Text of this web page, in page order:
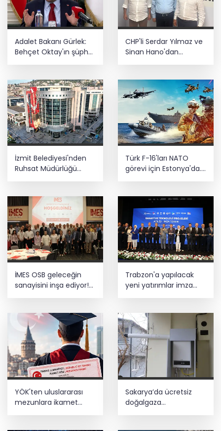
Adalet Bakanı Gürlek:
Behçet Oktay'ın şüpheli
incelenecek
CHP'li Serdar Yılmaz ve
Sinan Hano'dan
İzmit Belediyesi'nden
Ruhsat Müdürlüğü
Türk F-16'ları NATO
görevi için Estonya'da...
İMES OSB geleceğin
sanayisini inşa ediyor!
Sanayinin geleceği
Trabzon'a yapılacak
yeni yatırımlar imza
altına alındı
YÖK'ten uluslararası
mezunlara ikamet
Sakarya’da ücretsiz
doğalgaza